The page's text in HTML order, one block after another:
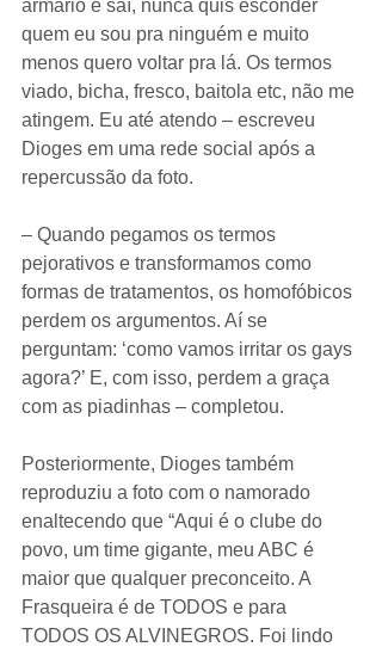
armário e saí, nunca quis esconder
quem eu sou pra ninguém e muito
menos quero voltar pra lá. Os termos
viado, bicha, fresco, baitola etc, não me
atingem. Eu até atendo – escreveu
Dioges em uma rede social após a
repercussão da foto.
– Quando pegamos os termos
pejorativos e transformamos como
formas de tratamentos, os homofóbicos
perdem os argumentos. Aí se
perguntam: ‘como vamos irritar os gays
agora?’ E, com isso, perdem a graça
com as piadinhas – completou.
Posteriormente, Dioges também
reproduziu a foto com o namorado
enaltecendo que “Aqui é o clube do
povo, um time gigante, meu ABC é
maior que qualquer preconceito. A
Frasqueira é de TODOS e para
TODOS OS ALVINEGROS. Foi lindo